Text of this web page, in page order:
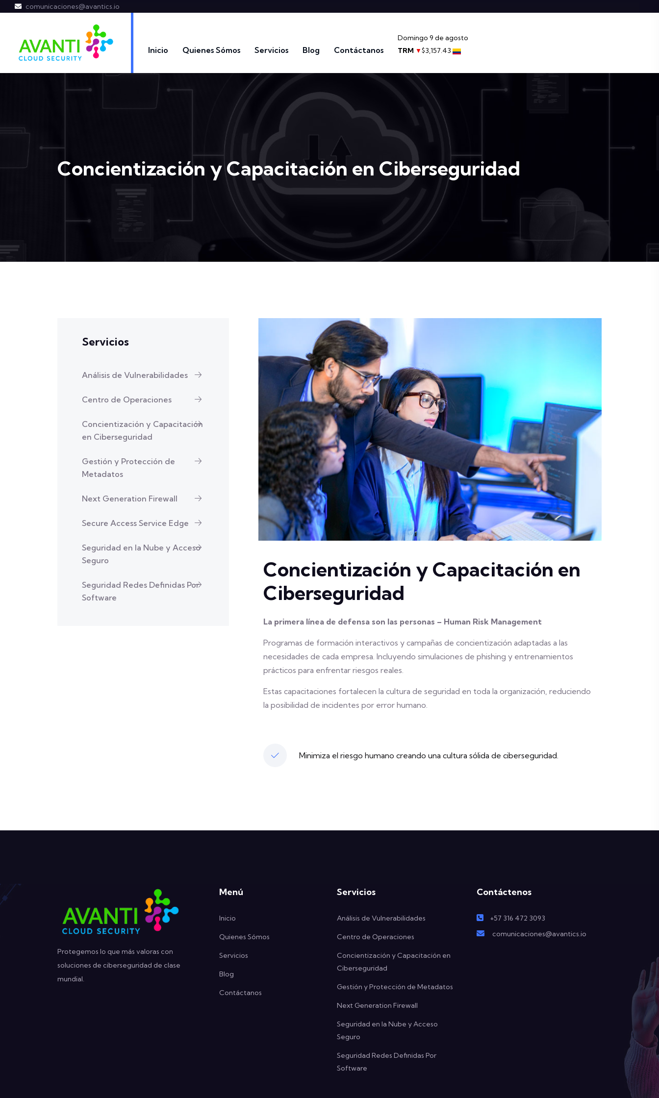
comunicaciones@avantics.io
Inicio Quienes Sómos Servicios Blog Contáctanos
Domingo 9 de agosto
TRM ▼$3,157.43
Concientización y Capacitación en Ciberseguridad
Servicios
Análisis de Vulnerabilidades
Centro de Operaciones
Concientización y Capacitación
en Ciberseguridad
Gestión y Protección de
Metadatos
Next Generation Firewall
Secure Access Service Edge
Seguridad en la Nube y Acceso
Seguro
Seguridad Redes Definidas Por
Software
Concientización y Capacitación en
Ciberseguridad
La primera línea de defensa son las personas – Human Risk Management
Programas de formación interactivos y campañas de concientización adaptadas a las
necesidades de cada empresa. Incluyendo simulaciones de phishing y entrenamientos
prácticos para enfrentar riesgos reales.
Estas capacitaciones fortalecen la cultura de seguridad en toda la organización, reduciendo
la posibilidad de incidentes por error humano.
Minimiza el riesgo humano creando una cultura sólida de ciberseguridad.
Protegemos lo que más valoras con
soluciones de ciberseguridad de clase
mundial.
Menú
Inicio
Quienes Sómos
Servicios
Blog
Contáctanos
Servicios
Análisis de Vulnerabilidades
Centro de Operaciones
Concientización y Capacitación en
Ciberseguridad
Gestión y Protección de Metadatos
Next Generation Firewall
Seguridad en la Nube y Acceso
Seguro
Seguridad Redes Definidas Por
Software
Contáctenos
+57 316 472 3093
comunicaciones@avantics.io